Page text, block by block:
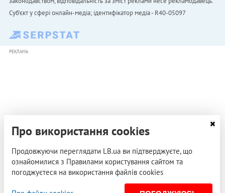
Cуб'єкт у сфері онлайн-медіа; ідентифікатор медіа - R40-05097
РЕКЛАМА
Про використання cookies
Продовжуючи переглядати LB.ua ви підтверджуєте, що
ознайомилися з Правилами користування сайтом та
погоджуєтеся на використання файлів cookies